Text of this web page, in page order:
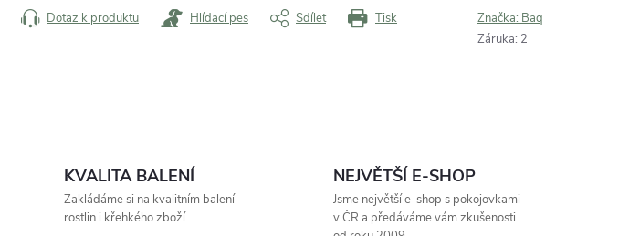
Tisk
Dotaz k produktu Hlídací pes Sdílet Značka: Baq
Záruka: 2
KVALITA BALENÍ
Zakládáme si na kvalitním balení
rostlin i křehkého zboží.
NEJVĚTŠÍ E-SHOP
Jsme největší e-shop s pokojovkami
v ČR a předáváme vám zkušenosti